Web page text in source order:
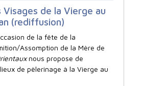
Visages de la Vierge au
(rediffusion)
de la fête de la
Assomption de la Mère de
nous propose de
de pèlerinage à la Vierge au